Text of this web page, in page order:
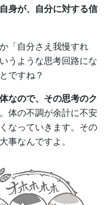
身が、自分に対する信
「自分さえ我慢すれ
うような思考回路にな
ですね？
なので、その思考のク
。体の不調が余計に不安
なっていきます。その
事なんですよ。